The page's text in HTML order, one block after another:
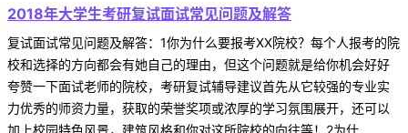
2018年大学生考研复试面试常见问题及解答
复试面试常见问题及解答：1你为什么要报考XX院校？每个人报考的院
校和选择的方向都会有她自己的理由，但这个问题就是给你机会好好
夸赞一下面试老师的院校，考研复试辅导建议首先从它较强的专业实
力优秀的师资力量，获取的荣誉奖项或浓厚的学习氛围展开，还可以
加上校园特色风景，建筑风格和你对这所院校的向往等！2为什 ...